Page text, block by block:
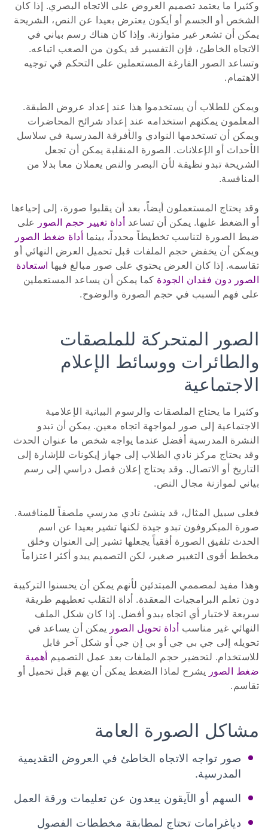
وكثيرا ما يعتمد تصميم العروض على الاتجاه البصري. إذا كان
الشخص أو الجسم أو أيكون يعترض بعيدا عن النص، الشريحة
يمكن أن تشعر غير متوازنة. وإذا كان هناك رسم بياني في
الاتجاه الخاطئ، فإن التفسير قد يكون من الصعب اتباعه.
وتساعد الصور الفارغة المستعملين على التحكم في توجيه
الاهتمام.
ويمكن للطلاب أن يستخدموا هذا عند إعداد عروض الطبقة.
المعلمون يمكنهم استخدامه عند إعداد شرائح المحاضرات
ويمكن أن تستخدمها النوادي والأفرقة المدرسية في سلاسل
الأحداث أو الإعلانات. الصورة المنقلبة يمكن أن تجعل
الشريحة تبدو نظيفة لأن البصر والنص يعملان معا بدلا من
المنافسة.
وقد يحتاج المستعملون أيضاً، بعد أن يقلبوا صورة، إلى إحياءها
أو الضغط عليها. يمكن أن تساعد
أداة تغيير حجم الصور
على
ضبط الصورة لتناسب تخطيطاً محدداً، بينما
أداة ضغط الصور
ويمكن أن يخفض حجم الملفات قبل تحميل العرض النهائي أو
تقاسمه. إذا كان العرض يحتوي على صور مبالغ فيها
استعادة
الصور دون فقدان الجودة كما يمكن أن يساعد المستعملين
على فهم السبب في حجم الصورة والوضوح.
الصور المتحركة للملصقات
والطائرات ووسائط الإعلام
الاجتماعية
وكثيرا ما يحتاج الملصقات والرسوم البيانية الإعلامية
الاجتماعية إلى صور لمواجهة اتجاه معين. يمكن أن تبدو
النشرة المدرسية أفضل عندما يواجه شخص ما عنوان الحدث
وقد يحتاج مركز نادي الطلاب إلى جهاز إيكونات للإشارة إلى
التاريخ أو الاتصال. وقد يحتاج إعلان فصل دراسي إلى رسم
بياني لموازنة مجال النص.
فعلى سبيل المثال، قد ينشئ نادي مدرسي ملصقاً للمنافسة.
صورة الميكروفون تبدو جيدة لكنها تشير بعيدا عن اسم
الحدث تلفيق الصورة أفقياً يجعلها تشير إلى العنوان وخلق
مخطط أقوى التغيير صغير، لكن التصميم يبدو أكثر اعتزاماً
وهذا مفيد لمصممي المبتدئين لأنهم يمكن أن يحسنوا التركيبة
دون تعلم البرامجيات المعقدة. أداة التقلب تعطيهم طريقة
سريعة لاختبار أي اتجاه يبدو أفضل. إذا كان شكل الملف
النهائي غير مناسب
أداة تحويل الصور
يمكن أن يساعد في
تحويله إلى جي بي جي أو بي إن جي أو شكل آخر قابل
للاستخدام. لتحضير حجم الملفات بعد عمل التصميم
أهمية
ضغط الصور
يشرح لماذا الضغط يمكن أن يهم قبل تحميل أو
تقاسم.
مشاكل الصورة العامة
صور تواجه الاتجاه الخاطئ في العروض التقديمية
المدرسية.
السهم أو الآيقون يبعدون عن تعليمات ورقة العمل
دياغرامات تحتاج لمطابقة مخططات الفصول